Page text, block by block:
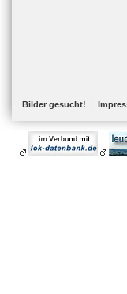
Bilder gesucht! |